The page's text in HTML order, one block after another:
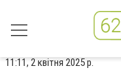
11:11, 2 квітня 2025 р.